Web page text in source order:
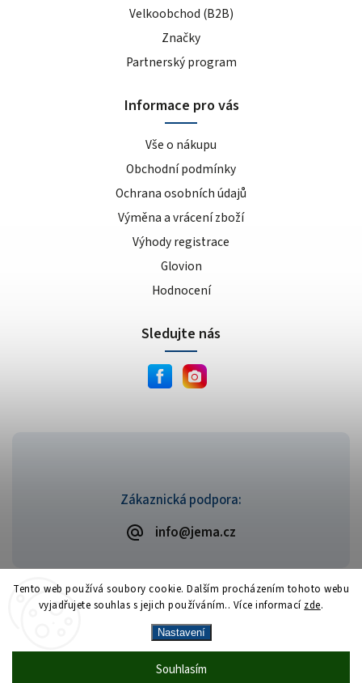
Tento web používá soubory cookie. Dalším procházením tohoto webu
vyjadřujete souhlas s jejich používáním.. Více informací zde.
Nastavení
Souhlasím
Vrácení zboží zdarma— celý srpen bez
Zákaznická podpora:
info@jema.cz
Velkoobchod (B2B)
Značky
Partnerský program
Informace pro vás
Vše o nákupu
Obchodní podmínky
Ochrana osobních údajů
Výměna a vrácení zboží
Výhody registrace
Glovion
Hodnocení
Sledujte nás
Copyright 2026JEMA.cz. Všechna práva vyhrazena.
VytvořilShoptet| Design